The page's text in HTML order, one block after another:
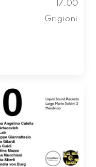
17.00
Grigioni